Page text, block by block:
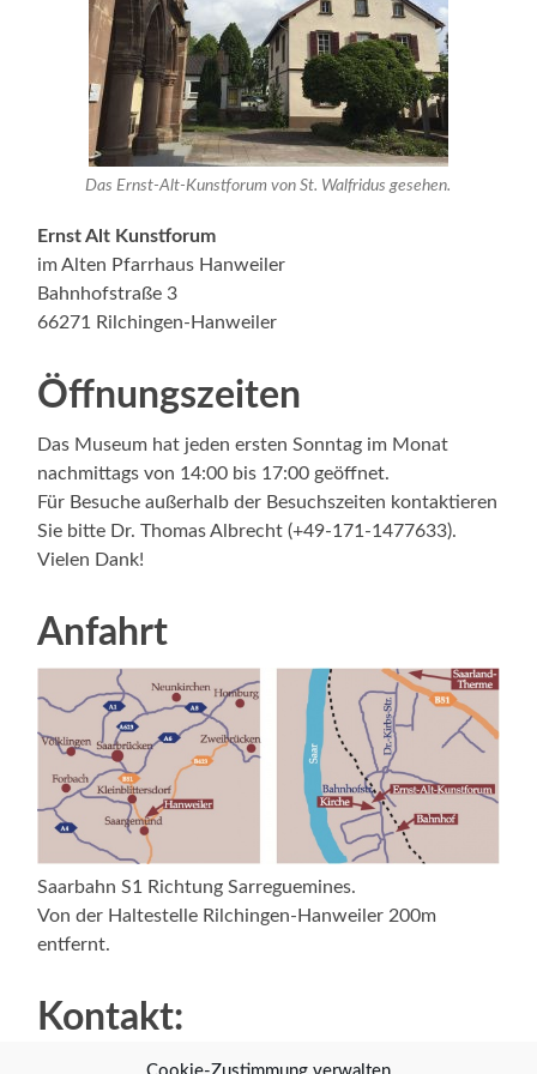
Das Ernst-Alt-Kunstforum von St. Walfridus gesehen.
Ernst Alt Kunstforum
im Alten Pfarrhaus Hanweiler
Bahnhofstraße 3
66271 Rilchingen-Hanweiler
Öffnungszeiten
Das Museum hat jeden ersten Sonntag im Monat
nachmittags von 14:00 bis 17:00 geöffnet.
Für Besuche außerhalb der Besuchszeiten kontaktieren
Sie bitte Dr. Thomas Albrecht (+49-171-1477633).
Vielen Dank!
Anfahrt
Saarbahn S1 Richtung Sarreguemines.
Von der Haltestelle Rilchingen-Hanweiler 200m
entfernt.
Kontakt:
Regina Mortazawi-Izadi, geb. Alt